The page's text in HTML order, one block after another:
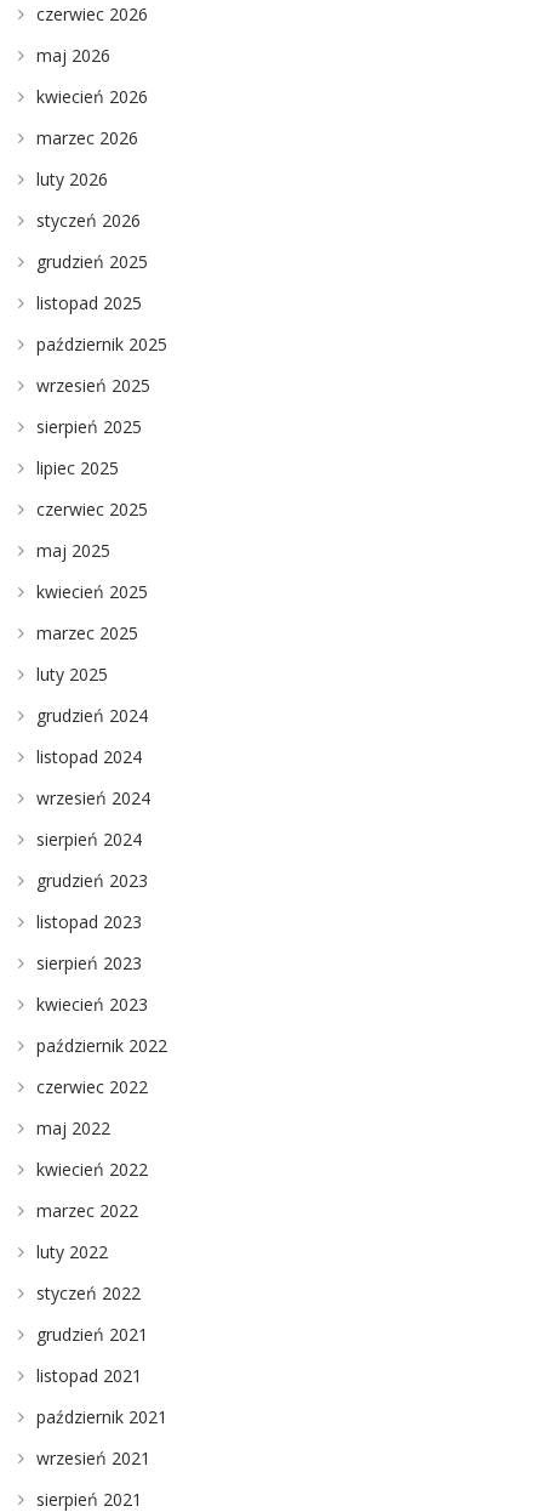
czerwiec 2026
maj 2026
kwiecień 2026
marzec 2026
luty 2026
styczeń 2026
grudzień 2025
listopad 2025
październik 2025
wrzesień 2025
sierpień 2025
lipiec 2025
czerwiec 2025
maj 2025
kwiecień 2025
marzec 2025
luty 2025
grudzień 2024
listopad 2024
wrzesień 2024
sierpień 2024
grudzień 2023
listopad 2023
sierpień 2023
kwiecień 2023
październik 2022
czerwiec 2022
maj 2022
kwiecień 2022
marzec 2022
luty 2022
styczeń 2022
grudzień 2021
listopad 2021
październik 2021
wrzesień 2021
sierpień 2021